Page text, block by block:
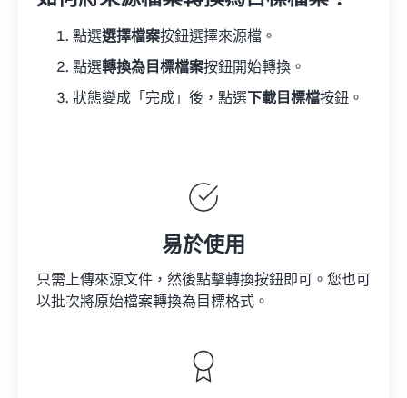
點選選擇檔案按鈕選擇來源檔。
點選轉換為目標檔案按鈕開始轉換。
狀態變成「完成」後，點選 下載目標檔按鈕。
易於使用
只需上傳來源文件，然後點擊轉換按鈕即可。您也可
以批次將原始檔案轉換為目標格式。